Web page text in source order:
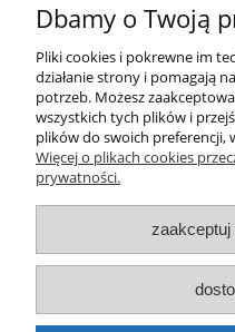
400ml
Farba Loop spray
Dbamy o Twoją
Pliki cookies i pokrewne im
działanie strony i pomagają
potrzeb. Możesz
wszystkich tych plików i
plików do swoich preferencji,
Więcej o plikach cookies
prywatności.
zaakceptuj